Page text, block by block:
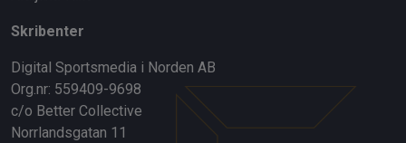
Skribenter
Digital Sportsmedia i Norden AB
Org.nr: 559409-9698
c/o Better Collective
Norrlandsgatan 11